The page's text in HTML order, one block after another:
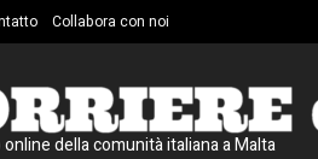
Collabora con noi
della comunità italiana a Malta